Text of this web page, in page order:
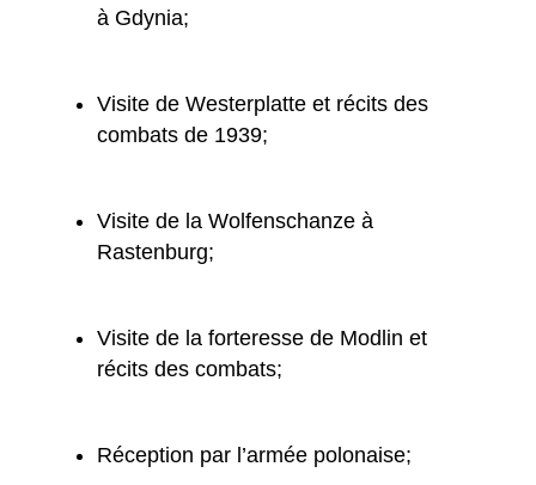
à Gdynia;
Visite de Westerplatte et récits des
combats de 1939;
Visite de la Wolfenschanze à
Rastenburg;
Visite de la forteresse de Modlin et
récits des combats;
Réception par l’armée polonaise;